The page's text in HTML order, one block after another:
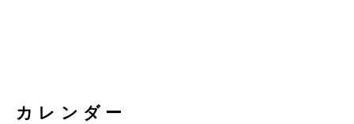
カレンダー